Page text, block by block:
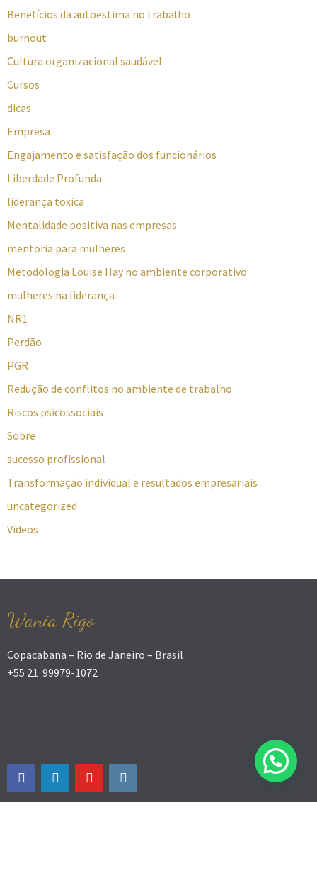
Benefícios da autoestima no trabalho
burnout
Cultura organizacional saudável
Cursos
dicas
Empresa
Engajamento e satisfação dos funcionários
Liberdade Profunda
liderança toxica
Mentalidade positiva nas empresas
mentoria para mulheres
Metodologia Louise Hay no ambiente corporativo
mulheres na liderança
NR1
Perdão
PGR
Redução de conflitos no ambiente de trabalho
Riscos psicossociais
Sobre
sucesso profissional
Transformação individual e resultados empresariais
uncategorized
Videos
Wania Rigo
Copacabana – Rio de Janeiro – Brasil
+55 21 99979-1072